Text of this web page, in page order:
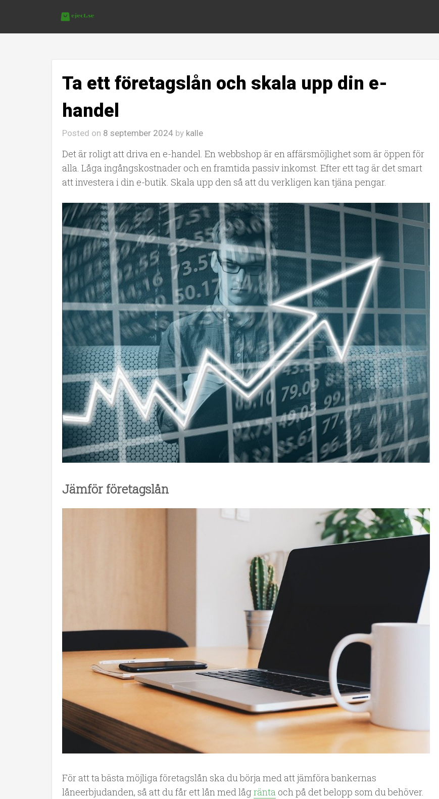
Ta ett företagslån och skala upp din e-
handel
Posted on 8 september 2024 by kalle
Det är roligt att driva en e-handel. En webbshop är en affärsmöjlighet som är öppen för
alla. Låga ingångskostnader och en framtida passiv inkomst. Efter ett tag är det smart
att investera i din e-butik. Skala upp den så att du verkligen kan tjäna pengar.
Jämför företagslån
För att ta bästa möjliga företagslån ska du börja med att jämföra bankernas
låneerbjudanden, så att du får ett lån med lågränta och på det belopp som du behöver.